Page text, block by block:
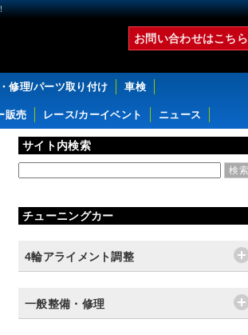
お問い合わせはこちら
修理/パーツ取り付け 車検
販売 レース/カーイベント ニュース
サイト内検索
チューニングカー
4輪アライメント調整
一般整備・修理